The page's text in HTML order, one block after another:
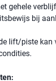
gehele
bij
lift/piste kan